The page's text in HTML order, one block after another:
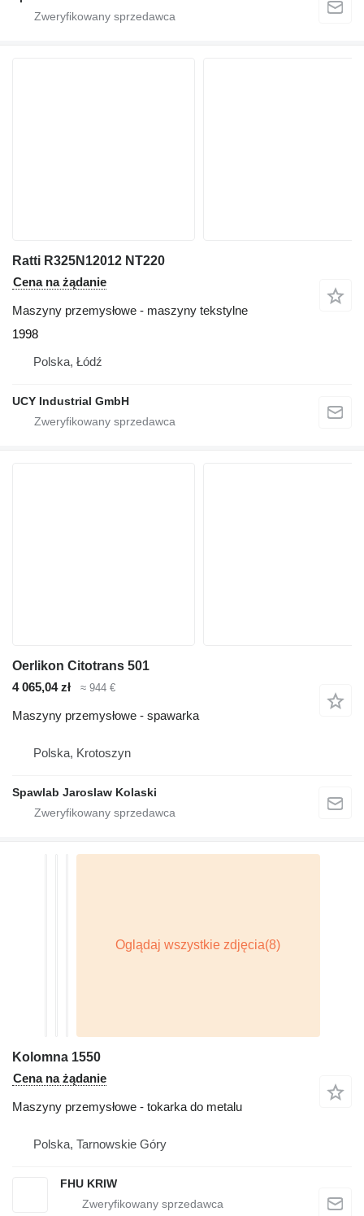
Ratti R325N12012 NT220
Cena na żądanie
Maszyny przemysłowe - maszyny tekstylne
1998
Polska, Łódź
UCY Industrial GmbH
Oerlikon Citotrans 501
4 065,04 zł
≈ 944 €
Maszyny przemysłowe - spawarka
Polska, Krotoszyn
Spawlab Jaroslaw Kolaski
Kolomna 1550
Cena na żądanie
Maszyny przemysłowe - tokarka do metalu
Polska, Tarnowskie Góry
FHU KRIW